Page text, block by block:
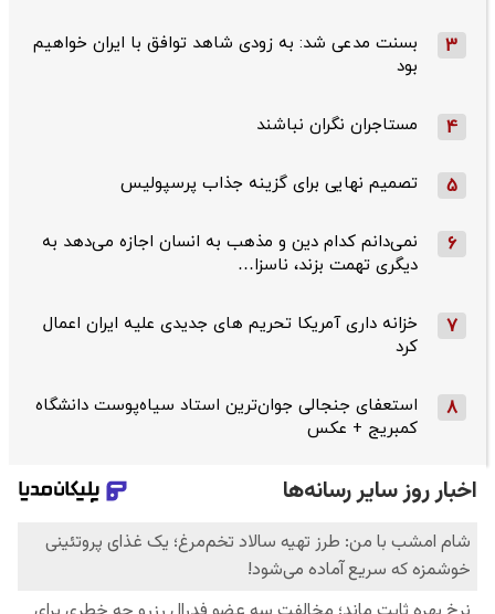
3
بسنت مدعی شد: به زودی شاهد توافق با ایران خواهیم
بود
4 مستاجران نگران نباشند
5 تصمیم نهایی برای گزینه جذاب پرسپولیس
6
نمی‌دانم کدام دین و مذهب به انسان اجازه می‌دهد به
دیگری تهمت بزند، ناسزا…
7
خزانه داری آمریکا تحریم های جدیدی علیه ایران اعمال
کرد
8
استعفای جنجالی جوان‌ترین استاد سیاه‌پوست دانشگاه
کمبریج + عکس